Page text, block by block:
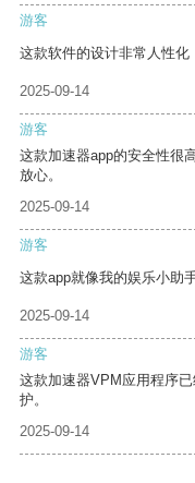
游客
这款软件的设计非常人性化
2025-09-14
游客
这款加速器app的安全性很
放心。
2025-09-14
游客
这款app就像我的娱乐小助
2025-09-14
游客
这款加速器VPM应用程序
护。
2025-09-14